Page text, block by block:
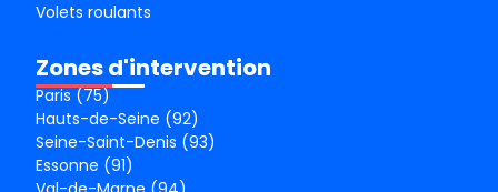
Volets roulants
Zones d'intervention
Paris (75)
Hauts-de-Seine (92)
Seine-Saint-Denis (93)
Essonne (91)